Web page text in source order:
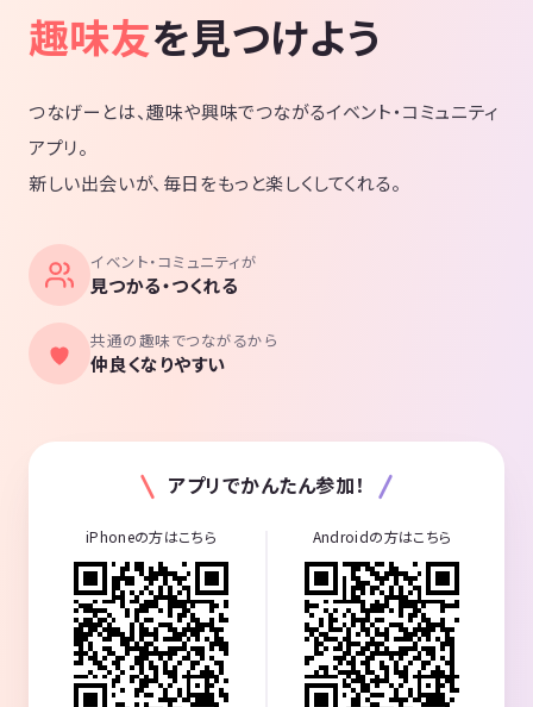
趣味友を見つけよう
つなげーとは、趣味や興味でつながるイベント・コミュニティ
アプリ。
新しい出会いが、毎日をもっと楽しくしてくれる。
イベント・コミュニティが
見つかる・つくれる
共通の趣味でつながるから
仲良くなりやすい
アプリでかんたん参加！
iPhoneの方はこちら Androidの方はこちら